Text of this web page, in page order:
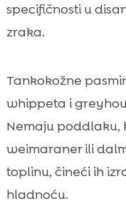
specifičnosti u
zraka.
Tankokožne
whippeta i
Nemaju poddlaku,
weimaraner ili
toplinu, čineći ih
hladnoću.